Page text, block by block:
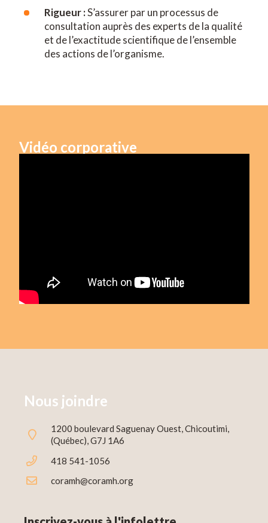
Rigueur :S’assurer par un processus de
consultation auprès des experts de la qualité
et de l’exactitude scientifique de l’ensemble
des actions de l’organisme.
Vidéo corporative
Nous joindre
1200 boulevard Saguenay Ouest, Chicoutimi,
(Québec), G7J 1A6
418 541-1056
coramh@coramh.org